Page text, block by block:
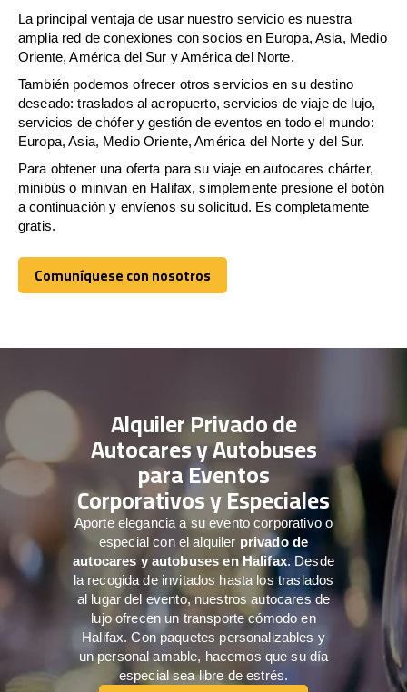
La principal ventaja de usar nuestro servicio es nuestra
amplia red de conexiones con socios en Europa, Asia, Medio
Oriente, América del Sur y América del Norte.
También podemos ofrecer otros servicios en su destino
deseado: traslados al aeropuerto, servicios de viaje de lujo,
servicios de chófer y gestión de eventos en todo el mundo:
Europa, Asia, Medio Oriente, América del Norte y del Sur.
Para obtener una oferta para su viaje en autocares chárter,
minibús o minivan en Halifax, simplemente presione el botón
a continuación y envíenos su solicitud. Es completamente
gratis.
Comuníquese con nosotros
Comuníquese con nosotros
Alquiler Privado de
Autocares y Autobuses
para Eventos
Corporativos y Especiales
Aporte elegancia a su evento corporativo o
especial con el alquiler privado de
autocares y autobuses en Halifax. Desde
la recogida de invitados hasta los traslados
al lugar del evento, nuestros autocares de
lujo ofrecen un transporte cómodo en
Halifax. Con paquetes personalizables y
un personal amable, hacemos que su día
especial sea libre de estrés.